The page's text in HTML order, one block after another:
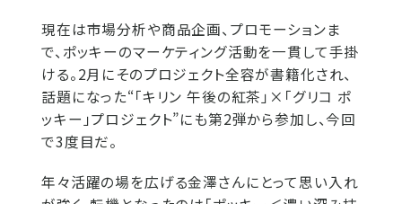
現在は市場分析や商品企画、プロモーションま
で、ポッキーのマーケティング活動を一貫して手掛
ける。2月にそのプロジェクト全容が書籍化され、
話題になった“「キリン 午後の紅茶」×「グリコ ポ
ッキー」プロジェクト”にも第2弾から参加し、今回
で3度目だ。
年々活躍の場を広げる金澤さんにとって思い入れ